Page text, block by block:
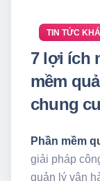
TIN TỨC
7 lợi ích
mềm
chung
Phần mềm
giải pháp
quản lý vận